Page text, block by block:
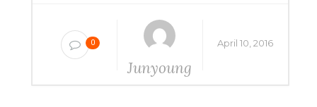
0
Junyoung
April 10, 2016